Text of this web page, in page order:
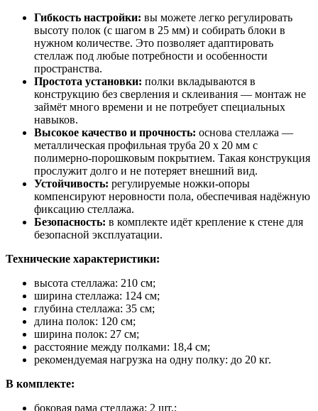
Гибкость настройки: вы можете легко регулировать
высоту полок (с шагом в 25 мм) и собирать блоки в
нужном количестве. Это позволяет адаптировать
стеллаж под любые потребности и особенности
пространства.
Простота установки: полки вкладываются в
конструкцию без сверления и склеивания — монтаж не
займёт много времени и не потребует специальных
навыков.
Высокое качество и прочность: основа стеллажа —
металлическая профильная труба 20 х 20 мм с
полимерно-порошковым покрытием. Такая конструкция
прослужит долго и не потеряет внешний вид.
Устойчивость: регулируемые ножки-опоры
компенсируют неровности пола, обеспечивая надёжную
фиксацию стеллажа.
Безопасность: в комплекте идёт крепление к стене для
безопасной эксплуатации.
Технические характеристики:
высота стеллажа: 210 см;
ширина стеллажа: 124 см;
глубина стеллажа: 35 см;
длина полок: 120 см;
ширина полок: 27 см;
расстояние между полками: 18,4 см;
рекомендуемая нагрузка на одну полку: до 20 кг.
В комплекте:
боковая рама стеллажа: 2 шт.;